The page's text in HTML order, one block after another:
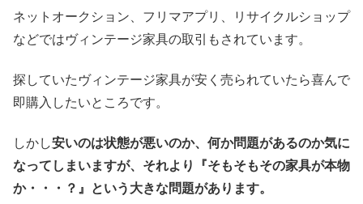
ネットオークション、フリマアプリ、リサイクルショップ
などではヴィンテージ家具の取引もされています。
探していたヴィンテージ家具が安く売られていたら喜んで
即購入したいところです。
しかし安いのは状態が悪いのか、何か問題があるのか気に
なってしまいますが、それより『そもそもその家具が本物
か・・・？』という大きな問題があります。